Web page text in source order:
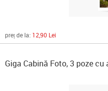
preț de la: 12,90 Lei
Giga Cabină Foto, 3 poze cu